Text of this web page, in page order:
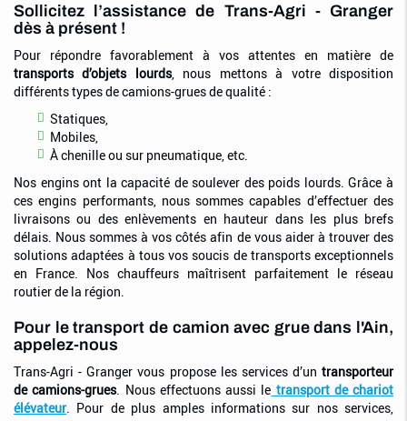
Sollicitez l’assistance de Trans-Agri - Granger
dès à présent !
Pour répondre favorablement à vos attentes en matière de
transports d’objets lourds, nous mettons à votre disposition
différents types de camions-grues de qualité :
Statiques,
Mobiles,
À chenille ou sur pneumatique, etc.
Nos engins ont la capacité de soulever des poids lourds. Grâce à
ces engins performants, nous sommes capables d’effectuer des
livraisons ou des enlèvements en hauteur dans les plus brefs
délais. Nous sommes à vos côtés afin de vous aider à trouver des
solutions adaptées à tous vos soucis de transports exceptionnels
en France. Nos chauffeurs maîtrisent parfaitement le réseau
routier de la région.
Pour le transport de camion avec grue dans l'Ain,
appelez-nous
Trans-Agri - Granger vous propose les services d’un transporteur
de camions-grues. Nous effectuons aussi le transport de chariot
élévateur. Pour de plus amples informations sur nos services,